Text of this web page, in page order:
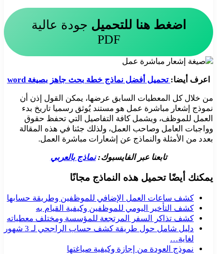
اضغط هنا للتحميل جودة عالية
PDF
اعرف أيضا: تحميل أفضل نماذج خطة بحث جاهز بصيغة word
من خلال كل المعطيات السابق عرضها، يمكن القول إذن أن
نموذج إشعار مباشرة عمل هو مستند يُوثق رسميا تاريخ بدء
العمل للموظف، ويشمل كافة التفاصيل التي تحفظ حقوق
وواجبات العامل وصاحب العمل، ولذلك جئنا في هذه المقالة
بعدد من الأمثلة والنماذج عن إشعارات مباشرة العمل.
تابعنا عبر الفايسبوك:نماذج بالعربي
يمكنك أيضًا تحميل هذه النماذج مجانًا
كشف ساعات العمل الإضافي للموظفين وطريقة حسابها
كشف التأخير اليومي للموظفين وكيفية القيام به
كشف تذاكر السفر المرتجعة للمؤسسة ومختلف معطياته
دليل شامل حول طريقة كشف حساب الراجحي لـ 3 شهور
لغاية…
نموذج العودة من إجازة وكيفية صياغتها